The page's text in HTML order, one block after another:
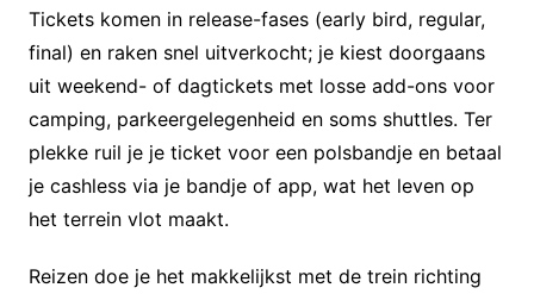
Tickets komen in release-fases (early bird, regular,
final) en raken snel uitverkocht; je kiest doorgaans
uit weekend- of dagtickets met losse add-ons voor
camping, parkeergelegenheid en soms shuttles. Ter
plekke ruil je je ticket voor een polsbandje en betaal
je cashless via je bandje of app, wat het leven op
het terrein vlot maakt.
Reizen doe je het makkelijkst met de trein richting